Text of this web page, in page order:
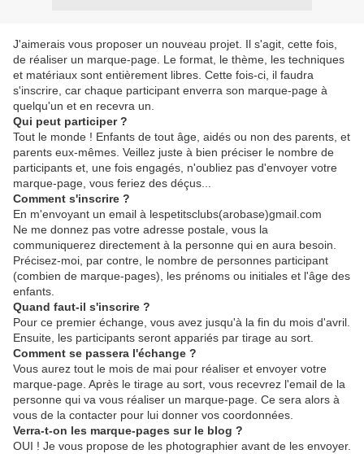
J'aimerais vous proposer un nouveau projet. Il s'agit, cette fois,
de réaliser un marque-page. Le format, le thème, les techniques
et matériaux sont entièrement libres. Cette fois-ci, il faudra
s'inscrire, car chaque participant enverra son marque-page à
quelqu'un et en recevra un.
Qui peut participer ?
Tout le monde ! Enfants de tout âge, aidés ou non des parents, et
parents eux-mêmes. Veillez juste à bien préciser le nombre de
participants et, une fois engagés, n'oubliez pas d'envoyer votre
marque-page, vous feriez des déçus...
Comment s'inscrire ?
En m'envoyant un email à lespetitsclubs(arobase)gmail.com
Ne me donnez pas votre adresse postale, vous la
communiquerez directement à la personne qui en aura besoin.
Précisez-moi, par contre, le nombre de personnes participant
(combien de marque-pages), les prénoms ou initiales et l'âge des
enfants.
Quand faut-il s'inscrire ?
Pour ce premier échange, vous avez jusqu'à la fin du mois d'avril.
Ensuite, les participants seront appariés par tirage au sort.
Comment se passera l'échange ?
Vous aurez tout le mois de mai pour réaliser et envoyer votre
marque-page. Après le tirage au sort, vous recevrez l'email de la
personne qui va vous réaliser un marque-page. Ce sera alors à
vous de la contacter pour lui donner vos coordonnées.
Verra-t-on les marque-pages sur le blog ?
OUI ! Je vous propose de les photographier avant de les envoyer.